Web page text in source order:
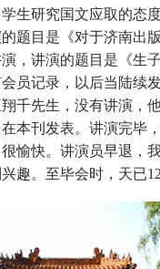
生研究国文应取的态
题目是《对于济南出
演，讲演的题目是《生
员记录，以后当陆续
千先生，没有讲演，
本刊发表。讲演完毕
愉快。讲演员早退，
趣。至毕会时，天已12